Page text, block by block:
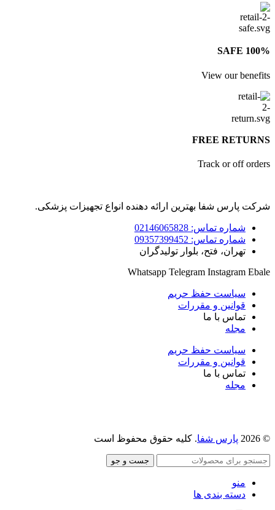
100%
View our
FREE
Track or off
پارس شفا بهترین ارائه دهنده انواع تجهیزات پزشکی.
شماره تماس: 02146065828
شماره تماس: 09357399452
تهران، فتح، بلوار تولیدگران
Whatsapp Telegram Instagram
سیاست حفظ حریم
قوانین و مقررات
تماس با ما
مجله
سیاست حفظ حریم
قوانین و مقررات
تماس با ما
مجله
پارس شفا. کلیه حقوق محفوظ است
جست و جو
منو
دسته بندی ها